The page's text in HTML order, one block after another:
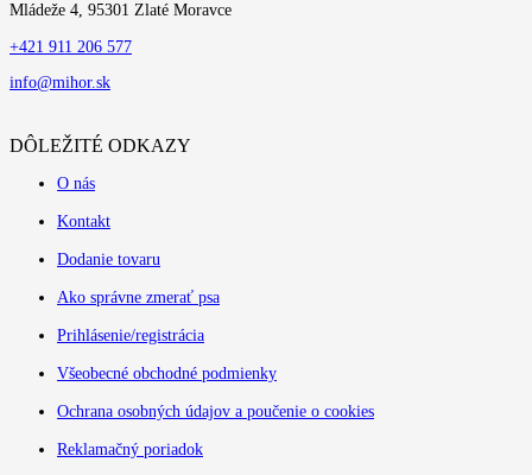
Mládeže 4, 95301 Zlaté Moravce
+421 911 206 577
info@mihor.sk
DÔLEŽITÉ ODKAZY
O nás
Kontakt
Dodanie tovaru
Ako správne zmerať psa
Prihlásenie/registrácia
Všeobecné obchodné podmienky
Ochrana osobných údajov a poučenie o cookies
Reklamačný poriadok